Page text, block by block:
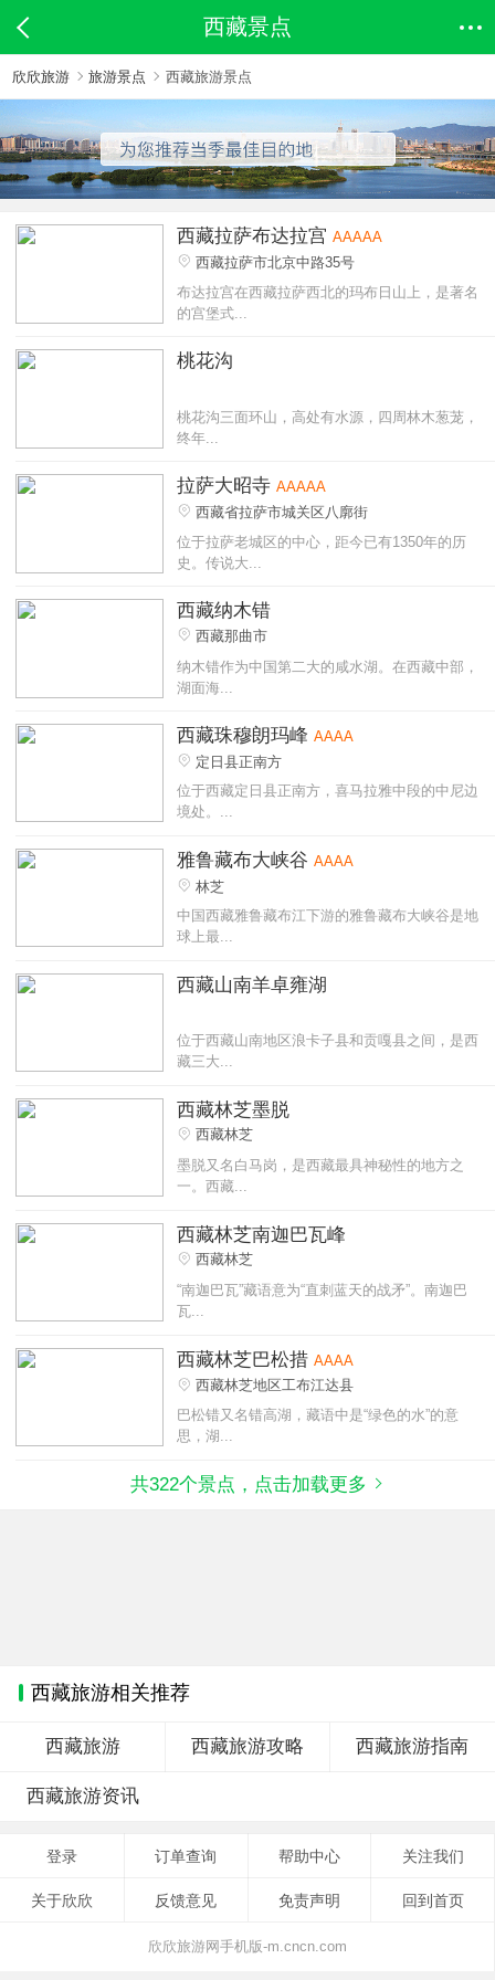
西藏景点
欣欣旅游 旅游景点 西藏旅游景点
西藏拉萨布达拉宫 AAAAA
西藏拉萨市北京中路35号
布达拉宫在西藏拉萨西北的玛布日山上，是著名
的宫堡式...
桃花沟
桃花沟三面环山，高处有水源，四周林木葱茏，
终年...
拉萨大昭寺 AAAAA
西藏省拉萨市城关区八廓街
位于拉萨老城区的中心，距今已有1350年的历
史。传说大...
西藏纳木错
西藏那曲市
纳木错作为中国第二大的咸水湖。在西藏中部，
湖面海...
西藏珠穆朗玛峰 AAAA
定日县正南方
位于西藏定日县正南方，喜马拉雅中段的中尼边
境处。...
雅鲁藏布大峡谷 AAAA
林芝
中国西藏雅鲁藏布江下游的雅鲁藏布大峡谷是地
球上最...
西藏山南羊卓雍湖
位于西藏山南地区浪卡子县和贡嘎县之间，是西
藏三大...
西藏林芝墨脱
西藏林芝
墨脱又名白马岗，是西藏最具神秘性的地方之
一。西藏...
西藏林芝南迦巴瓦峰
西藏林芝
“南迦巴瓦”藏语意为“直刺蓝天的战矛”。南迦巴
瓦...
西藏林芝巴松措 AAAA
西藏林芝地区工布江达县
巴松错又名错高湖，藏语中是“绿色的水”的意
思，湖...
共322个景点，点击加载更多
西藏旅游相关推荐
西藏旅游 西藏旅游攻略 西藏旅游指南
西藏旅游资讯
登录 订单查询 帮助中心 关注我们
关于欣欣 反馈意见 免责声明 回到首页
欣欣旅游网手机版-m.cncn.com